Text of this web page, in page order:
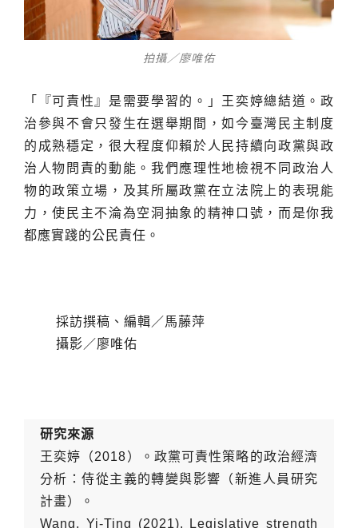
拍攝／廖唯佑
「『可責性』是需要學習的。」王奕婷總結道。政
治參與不會只發生在選舉期間，如今臺灣民主制度
的成熟穩定，很大程度仰賴於人民持續向政黨與政
治人物問責的動能。我們應理性地檢視不同政治人
物的政策立場，及其所屬政黨在立法院上的表現能
力，使民主不淪為空洞抽象的精神口號，而是你我
都應實踐的公民責任。
採訪撰稿、編輯／馬藤萍
攝影／廖唯佑
研究來源
王奕婷（2018）。政黨可責性策略的政治經濟
分析：侍從主義的轉變與影響（新進人員研究
計畫）。
Wang, Yi-Ting (2021). Legislative strength